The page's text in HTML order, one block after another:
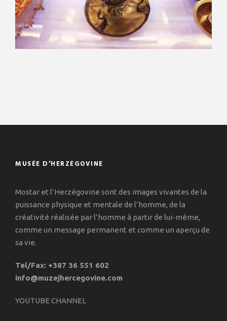
MUSÉE D’HERZÉGOVINE
Mostar et l’Herzégovine sont des images vivantes de la
puissance physique et mentale de l’homme, de la
créativité réalisée par l’homme à partir de lui-même,
comme un message permanent et comme un aperçu de
sa vie.
Tel/Fax: +387 36 551 602
info@muzejhercegovine.com
YOUTUBE CHANNEL